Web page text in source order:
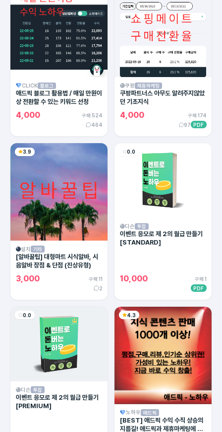
CLICK 블로그
애드픽 블로그 활용법 / 매일 만원이
상 전환할 수 있는 키워드 선정
4,000
구매 524
464
쿠팡 제휴마케팅
쿠팡파트너스 아무도 알려주지않았
던 기초지식
4,000
구매 174
97 PDF
3.9
설치 기타
[알바꿀팁] 대형마트 시식알바, 시
음알바 장점 & 단점 (진상유형)
3,000
구매 11
2
0.0
디슨 투잡
이벤트 응모로 제 2의 월급 만들기
[STANDARD]
10,000
구매 1
PDF
0.0
디슨 투잡
이벤트 응모로 제 2의 월급 만들기
[PREMIUM]
4.3
노하우 애드픽
[BEST] 애드픽 수익 수직 상승의
지름길! 애드픽과 제휴마케팅에 유